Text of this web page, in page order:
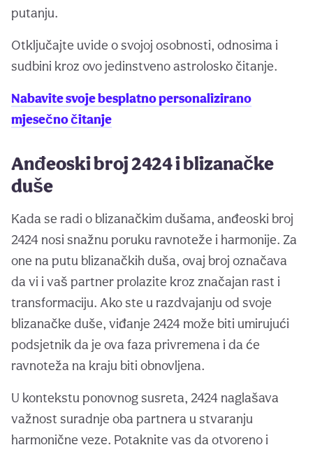
putanju.
Otključajte uvide o svojoj osobnosti, odnosima i
sudbini kroz ovo jedinstveno astrolosko čitanje.
Nabavite svoje besplatno personalizirano
mjesečno čitanje
Anđeoski broj 2424 i blizanačke
duše
Kada se radi o blizanačkim dušama, anđeoski broj
2424 nosi snažnu poruku ravnoteže i harmonije. Za
one na putu blizanačkih duša, ovaj broj označava
da vi i vaš partner prolazite kroz značajan rast i
transformaciju. Ako ste u razdvajanju od svoje
blizanačke duše, viđanje 2424 može biti umirujući
podsjetnik da je ova faza privremena i da će
ravnoteža na kraju biti obnovljena.
U kontekstu ponovnog susreta, 2424 naglašava
važnost suradnje oba partnera u stvaranju
harmonične veze. Potaknite vas da otvoreno i